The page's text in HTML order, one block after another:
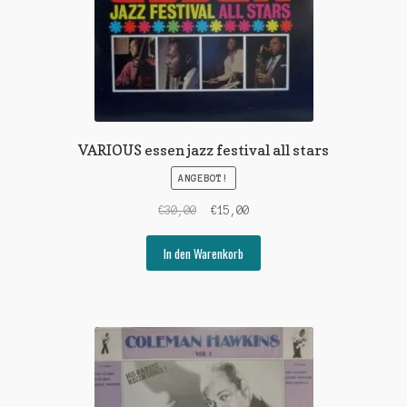
VARIOUS essen jazz festival all stars
ANGEBOT!
€30,00
Ursprünglicher
war:
€30,00
€15,00Aktueller
€15,00.
In den Warenkorb